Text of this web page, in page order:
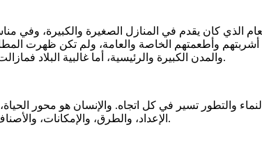
الذي كان يقدم في المنازل الصغيرة والكبيرة، وفي
أشربتهم وأطعمتهم الخاصة والعامة، ولم تكن ظهرت
والمدن الكبيرة والرئيسية، أما غالبية البلاد فمازالت تعيش جزءاً كبير من حياة السابقين، إلا أن أحوالهم المالية والاقتصادية أصبحت في مستوى أحسن وأفضل.
20م)، وبقيت عجلة النماء والتطور تسير في كل اتجاه. والإنسان
الإعداد، والطرق، والإمكانات، والأصناف. فزادت أنواع الأشربة والأطعمة عند الأفراد، والأسر، وعلى مستوى القرى، والمدن، والحواضر، والمناطق.